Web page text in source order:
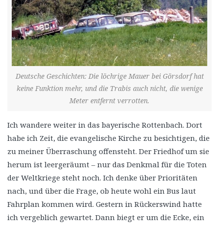
Deutsche Geschichten: Die löchrige Mauer bei Görsdorf hat
keine Funktion mehr, und die Trabis auch nicht, die wenige
Meter entfernt verrotten.
Ich wandere weiter in das bayerische Rottenbach. Dort
habe ich Zeit, die evangelische Kirche zu besichtigen, die
zu meiner Überraschung offensteht. Der Friedhof um sie
herum ist leergeräumt – nur das Denkmal für die Toten
der Weltkriege steht noch. Ich denke über Prioritäten
nach, und über die Frage, ob heute wohl ein Bus laut
Fahrplan kommen wird. Gestern in Rückerswind hatte
ich vergeblich gewartet. Dann biegt er um die Ecke, ein